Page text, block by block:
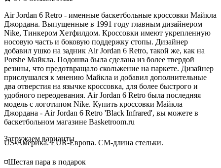
Air Jordan 6 Retro - именные баскетбольные кроссовки Майкла
Джордана. Выпущенные в 1991 году главным дизайнером
Nike, Тинкером Хетфилдом. Кроссовки имеют укрепленную
носовую часть и боковую поддержку стопы. Дизайнер
добавил ушко на задник Air Jordan 6 Retro, такой же, как на
Porshe Майкла. Подошва была сделана из более твердой
резины, что предотвращало скольжение на паркете. Дизайнер
прислушался к мнению Майкла и добавил дополнительные
два отверстия на язычке кроссовка, для более быстрого и
удобного переодевания. Air Jordan 6 Retro была последняя
модель с логотипом Nike. Купить кроссовки Майкла
Джордана - Air Jordan 6 Retro 'Black Infrared', вы можете в
баскетбольном магазине Basketroom.ru
Loading...
Загружаем варианты
US-Америка. EUR-Европа. CM-длина стельки.
◽️Шестая пара в подарок